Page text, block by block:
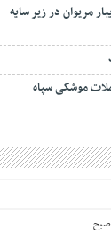
مریوان در زیر سایه
موشکی سپاه
صبح